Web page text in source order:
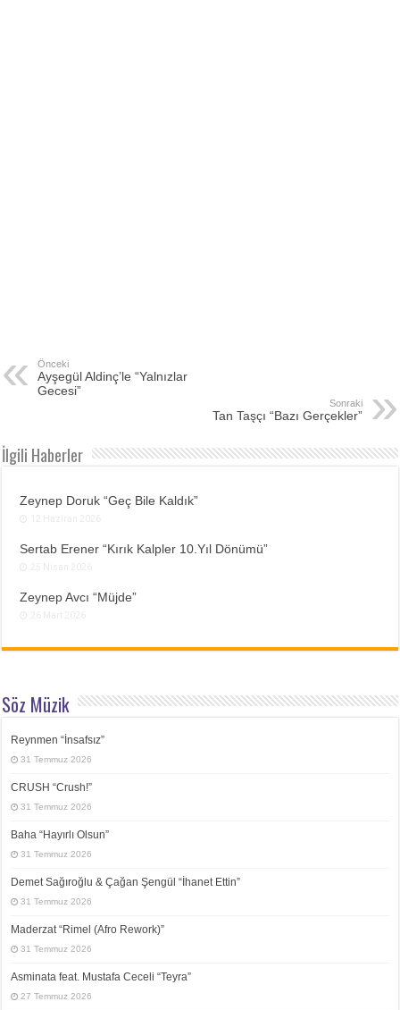
Önceki
Ayşegül Aldinç’le “Yalnızlar
Gecesi”
Sonraki
Tan Taşçı “Bazı Gerçekler”
İlgili Haberler
Zeynep Doruk “Geç Bile Kaldık”
Sertab Erener “Kırık Kalpler 10.Yıl Dönümü”
Zeynep Avcı “Müjde”
Söz Müzik
Reynmen “İnsafsız”
31 Temmuz 2026
CRUSH “Crush!”
31 Temmuz 2026
Baha “Hayırlı Olsun”
31 Temmuz 2026
Demet Sağıroğlu & Çağan Şengül “İhanet Ettin”
31 Temmuz 2026
Maderzat “Rimel (Afro Rework)”
31 Temmuz 2026
Asminata feat. Mustafa Ceceli “Teyra”
27 Temmuz 2026